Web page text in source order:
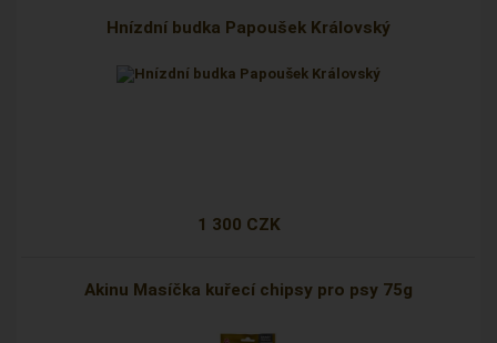
Hnízdní budka Papoušek Královský
1 300 CZK
Akinu Masíčka kuřecí chipsy pro psy 75g